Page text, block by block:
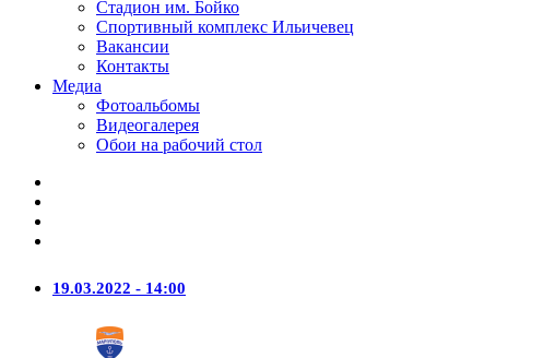
Стадион им. Бойко
Спортивный комплекс Ильичевец
Вакансии
Контакты
Медиа
Фотоальбомы
Видеогалерея
Обои на рабочий стол
19.03.2022 - 14:00